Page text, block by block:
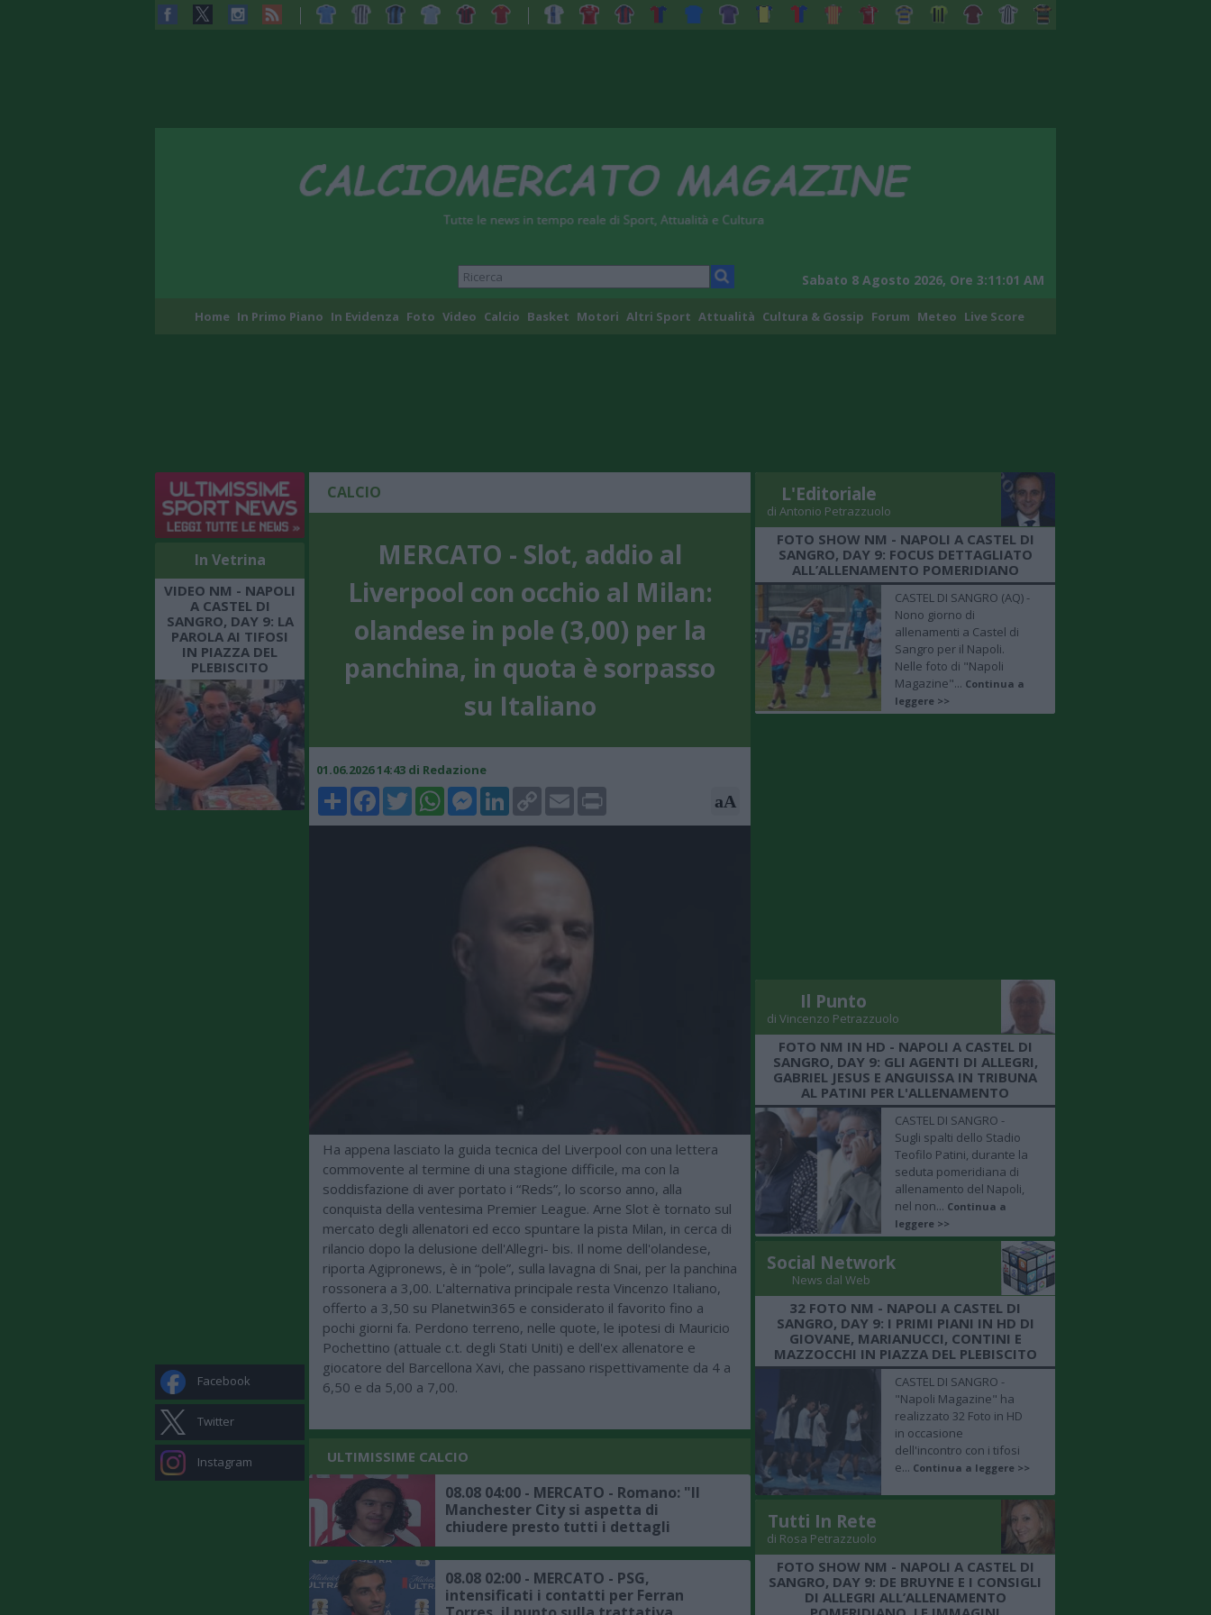
Sabato 8 Agosto 2026, Ore 3:11:02 AM
Home In Primo Piano In Evidenza Foto Video Calcio Basket Motori Altri Sport Attualità Cultura & Gossip Forum Meteo Live Score
In Vetrina
VIDEO NM - NAPOLI
A CASTEL DI
SANGRO, DAY 9: LA
PAROLA AI TIFOSI
IN PIAZZA DEL
PLEBISCITO
Facebook
Twitter
Instagram
CALCIO
MERCATO - Slot, addio al
Liverpool con occhio al Milan:
olandese in pole (3,00) per la
panchina, in quota è sorpasso
su Italiano
01.06.2026 14:43 di Redazione
ShareFacebookTwitterWhatsAppMessenger
LinkedIn
Copy
Link
Email Print aA
Ha appena lasciato la guida tecnica del Liverpool con una lettera
commovente al termine di una stagione difficile, ma con la
soddisfazione di aver portato i “Reds”, lo scorso anno, alla
conquista della ventesima Premier League. Arne Slot è tornato sul
mercato degli allenatori ed ecco spuntare la pista Milan, in cerca di
rilancio dopo la delusione dell'Allegri- bis. Il nome dell'olandese,
riporta Agipronews, è in “pole”, sulla lavagna di Snai, per la panchina
rossonera a 3,00. L'alternativa principale resta Vincenzo Italiano,
offerto a 3,50 su Planetwin365 e considerato il favorito fino a
pochi giorni fa. Perdono terreno, nelle quote, le ipotesi di Mauricio
Pochettino (attuale c.t. degli Stati Uniti) e dell'ex allenatore e
giocatore del Barcellona Xavi, che passano rispettivamente da 4 a
6,50 e da 5,00 a 7,00.
ULTIMISSIME CALCIO
08.08 04:00 - MERCATO - Romano: "Il
Manchester City si aspetta di
chiudere presto tutti i dettagli
dell'affare Bouaddi"
08.08 02:00 - MERCATO - PSG,
intensificati i contatti per Ferran
L'Editoriale
di Antonio Petrazzuolo
FOTO SHOW NM - NAPOLI A CASTEL DI
SANGRO, DAY 9: FOCUS DETTAGLIATO
ALL’ALLENAMENTO POMERIDIANO
CASTEL DI SANGRO (AQ) -
Nono giorno di
allenamenti a Castel di
Sangro per il Napoli.
Nelle foto di "Napoli
Magazine"... Continua a
leggere >>
Il Punto
di Vincenzo Petrazzuolo
FOTO NM IN HD - NAPOLI A CASTEL DI
SANGRO, DAY 9: GLI AGENTI DI ALLEGRI,
GABRIEL JESUS E ANGUISSA IN TRIBUNA
AL PATINI PER L'ALLENAMENTO
CASTEL DI SANGRO -
Sugli spalti dello Stadio
Teofilo Patini, durante la
seduta pomeridiana di
allenamento del Napoli,
nel non... Continua a
leggere >>
Social Network
News dal Web
32 FOTO NM - NAPOLI A CASTEL DI
SANGRO, DAY 9: I PRIMI PIANI IN HD DI
GIOVANE, MARIANUCCI, CONTINI E
MAZZOCCHI IN PIAZZA DEL PLEBISCITO
CASTEL DI SANGRO -
"Napoli Magazine" ha
realizzato 32 Foto in HD
in occasione
dell'incontro con i tifosi
e... Continua a leggere >>
Tutti In Rete
di Rosa Petrazzuolo
FOTO SHOW NM - NAPOLI A CASTEL DI
SANGRO, DAY 9: DE BRUYNE E I CONSIGLI
DI ALLEGRI ALL’ALLENAMENTO